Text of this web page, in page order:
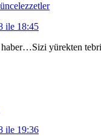
ile 18:45
yürekten
ile 19:36